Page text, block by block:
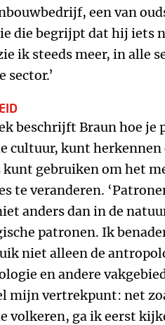
een van
die begrijpt dat hij iets
ik steeds meer, in alle
sector.’
beschrijft Braun hoe je
cultuur, kunt herkennen
gebruiken om het
te veranderen.
anders dan in de
patronen. Ik
niet alleen de
en andere
mijn vertrekpunt: net
volkeren, ga ik eerst